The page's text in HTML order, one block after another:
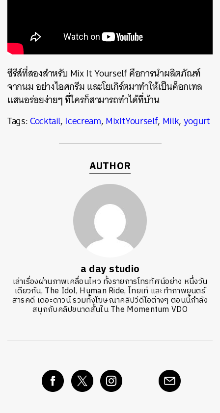
ซีรีส์ที่สองสำหรับ Mix It Yourself คือการนำผลิตภัณฑ์
จากนม อย่างไอศกรีม และโยเกิร์ตมาทำให้เป็นค็อกเทล
แสนอร่อยง่ายๆ ที่ใครก็สามารถทำได้ที่บ้าน
Tags:Cocktail, Icecream,MixItYourself, Milk,yogurt
AUTHOR
a day studio
เล่าเรื่องผ่านภาพเคลื่อนไหว ทั้งรายการโทรทัศน์อย่าง หนึ่งวัน
เดียวกัน, The Idol, Human Ride, ไทยเท่ และทำภาพยนตร์
สารคดี เดอะดาวน์ รวมทั้งโฆษณาคลิปวีดีโอต่างๆ ตอนนี้กำลัง
สนุกกับคลิปขนาดสั้นใน The Momentum VDO
TWEET LINE